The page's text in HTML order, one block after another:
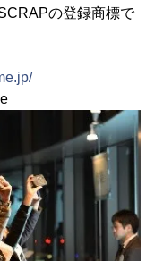
の登録商標で